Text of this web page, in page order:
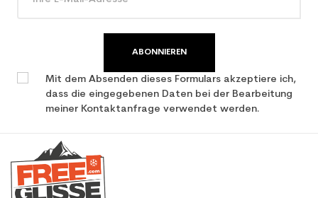
ABONNIEREN
Mit dem Absenden dieses Formulars akzeptiere ich,
dass die eingegebenen Daten bei der Bearbeitung
meiner Kontaktanfrage verwendet werden.